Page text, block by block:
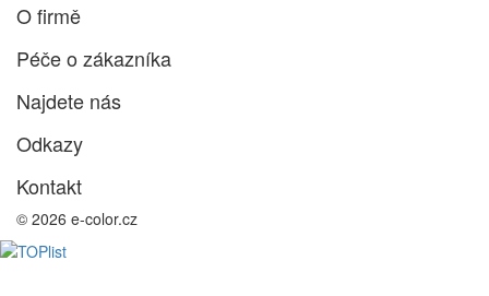
O firmě
Péče o zákazníka
Najdete nás
Odkazy
Kontakt
© 2026 e-color.cz